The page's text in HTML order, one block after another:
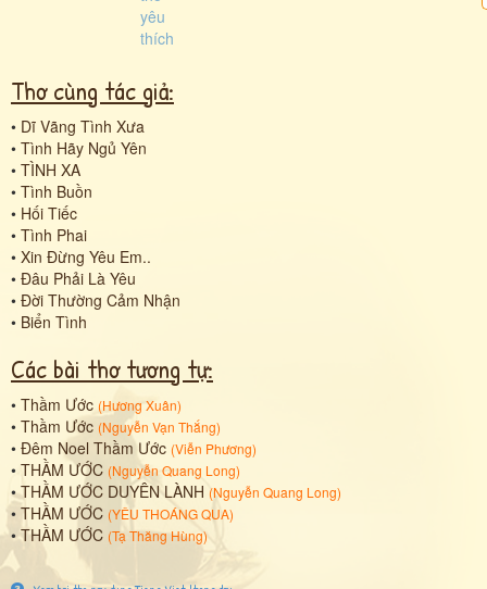
Thơ cùng tác giả:
• Dĩ Vãng Tình Xưa
• Tình Hãy Ngủ Yên
• TÌNH XA
• Tình Buồn
• Hối Tiếc
• Tình Phai
• Xin Đừng Yêu Em..
• Đâu Phải Là Yêu
• Đời Thường Cảm Nhận
• Biển Tình
Các bài thơ tương tự:
• Thầm Ước (Hương Xuân)
• Thầm Ước (Nguyễn Vạn Thắng)
• Đêm Noel Thầm Ước (Viễn Phương)
• THẦM ƯỚC (Nguyễn Quang Long)
•THẦM ƯỚC DUYÊN LÀNH (Nguyễn Quang Long)
• THẦM ƯỚC (YÊU THOÁNG QUA)
•THẦM ƯỚC (Tạ Thăng Hùng)